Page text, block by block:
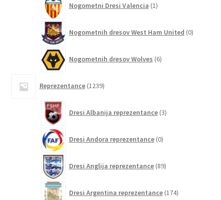
Nogometni Dresi Valencia 1izdelek
Nogometnih dresov West Ham United 0izdelkov
Nogometnih dresov Wolves 6izdelkov
Reprezentance 1239izdelkov
Dresi Albanija reprezentance 3izdelki
Dresi Andora reprezentance 0izdelkov
Dresi Anglija reprezentance 89izdelkov
Dresi Argentina reprezentance 174izdelkov